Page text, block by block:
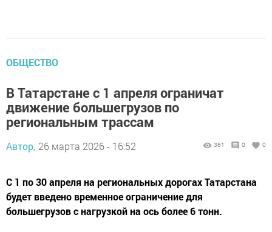
ОБЩЕСТВО
В Татарстане с 1 апреля ограничат
движение большегрузов по
региональным трассам
Автор, 26 марта 2026 - 16:52 361 0 0
С 1 по 30 апреля на региональных дорогах Татарстана
будет введено временное ограничение для
большегрузов с нагрузкой на ось более 6 тонн.